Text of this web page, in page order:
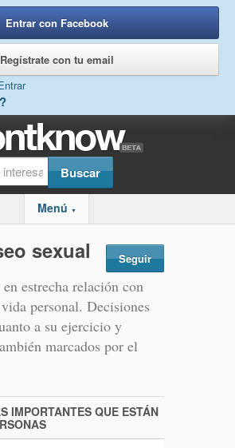
Entrar con Facebook
Regístrate con tu email
Menú ▼
sexual Seguir
estrecha relación con
personal. Decisiones
a su ejercicio y
marcados por el
IMPORTANTES QUE ESTÁN